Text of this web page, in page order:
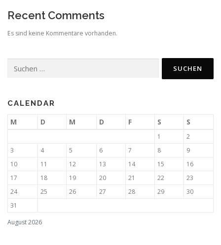
Recent Comments
Es sind keine Kommentare vorhanden.
nach:
CALENDAR
August 2026
M D M D F S S
1
2
3
4 5 6 7 8
9
10
11 12 13 14 15
16
17
18 19 20 21 22
23
24
25 26 27 28 29
30
31